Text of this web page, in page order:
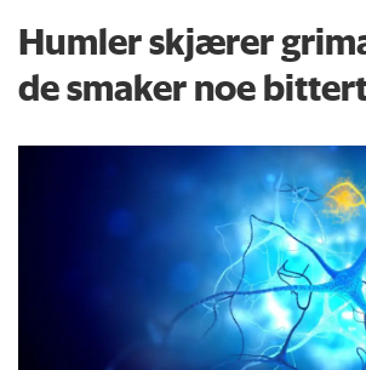
Humler skjærer
de smaker noe